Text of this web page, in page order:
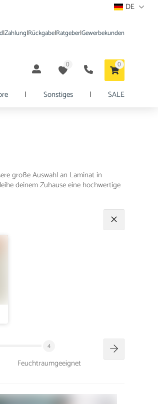
DE
|Zahlung|Rückgabe|Ratgeber|Gewerbekunden
0 0
| Sonstiges | SALE
große Auswahl an Laminat in
deinem Zuhause eine hochwertige
4
Feuchtraumgeeignet